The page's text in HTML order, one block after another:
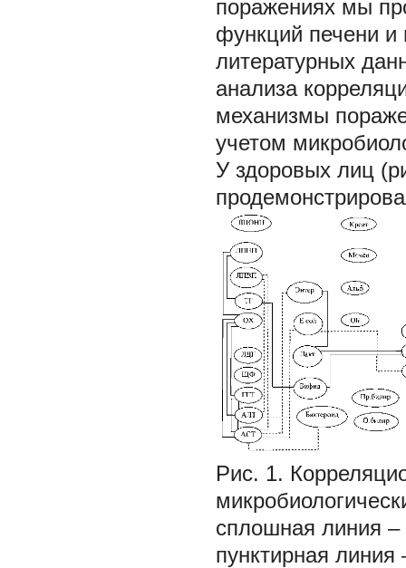
поражениях мы
функций печени и
литературных
анализа
механизмы
учетом
У здоровых лиц
Рис. 1.
сплошная линия –
пунктирная линия